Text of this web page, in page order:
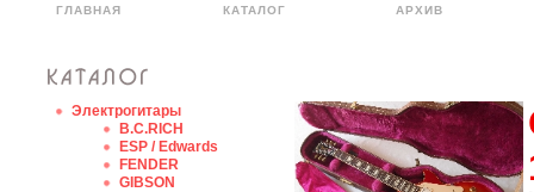
ГЛАВНАЯ КАТАЛОГ АРХИВ
Электрогитары
B.C.RICH
ESP / Edwards
FENDER
GIBSON